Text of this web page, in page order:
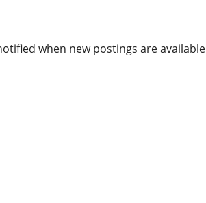
when new postings are available